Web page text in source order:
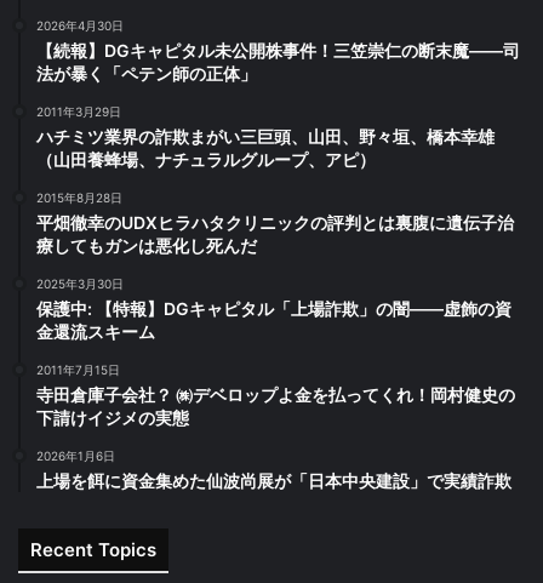
2026年4月30日
【続報】DGキャピタル未公開株事件！三笠崇仁の断末魔――司
法が暴く「ペテン師の正体」
2011年3月29日
ハチミツ業界の詐欺まがい三巨頭、山田、野々垣、橋本幸雄
（山田養蜂場、ナチュラルグループ、アピ）
2015年8月28日
平畑徹幸のUDXヒラハタクリニックの評判とは裏腹に遺伝子治
療してもガンは悪化し死んだ
2025年3月30日
保護中: 【特報】DGキャピタル「上場詐欺」の闇――虚飾の資
金還流スキーム
2011年7月15日
寺田倉庫子会社？ ㈱デベロップよ金を払ってくれ！岡村健史の
下請けイジメの実態
2026年1月6日
上場を餌に資金集めた仙波尚展が「日本中央建設」で実績詐欺
Recent Topics